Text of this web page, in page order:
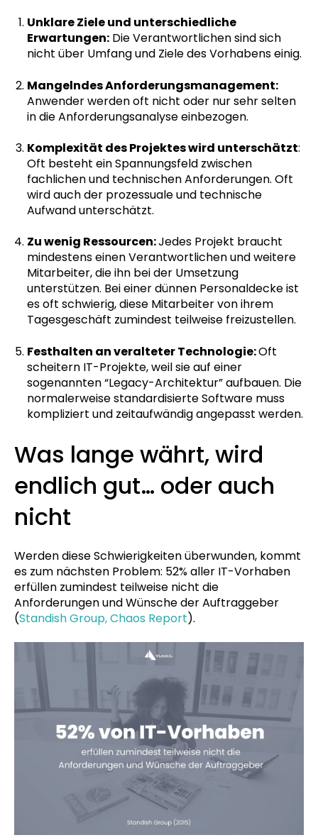
Unklare Ziele und unterschiedliche
Erwartungen:Die Verantwortlichen sind sich
nicht über Umfang und Ziele des Vorhabens einig.
Mangelndes Anforderungsmanagement:
Anwender werden oft nicht oder nur sehr selten
in die Anforderungsanalyse einbezogen.
Komplexität des Projektes wird unterschätzt:
Oft besteht ein Spannungsfeld zwischen
fachlichen und technischen Anforderungen. Oft
wird auch der prozessuale und technische
Aufwand unterschätzt.
Zu wenig Ressourcen:Jedes Projekt braucht
mindestens einen Verantwortlichen und weitere
Mitarbeiter, die ihn bei der Umsetzung
unterstützen. Bei einer dünnen Personaldecke ist
es oft schwierig, diese Mitarbeiter von ihrem
Tagesgeschäft zumindest teilweise freizustellen.
Festhalten an veralteter Technologie:Oft
scheitern IT-Projekte, weil sie auf einer
sogenannten “Legacy-Architektur” aufbauen. Die
normalerweise standardisierte Software muss
kompliziert und zeitaufwändig angepasst werden.
Was lange währt, wird
endlich gut… oder auch
nicht
Werden diese Schwierigkeiten überwunden, kommt
es zum nächsten Problem: 52% aller IT-Vorhaben
erfüllen zumindest teilweise nicht die
Anforderungen und Wünsche der Auftraggeber
(Standish Group, Chaos Report).